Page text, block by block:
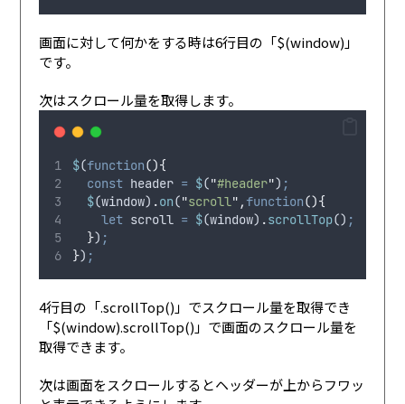
画面に対して何かをする時は6行目の「$(window)」
です。
次はスクロール量を取得します。
$(function(){
const header = $("#header") ;
$(window) .on("scroll" , function(){
let scroll = $(window) .scrollTop() ;
}) ;
}) ;
4行目の「.scrollTop()」でスクロール量を取得でき
「$(window).scrollTop()」で画面のスクロール量を
取得できます。
次は画面をスクロールするとヘッダーが上からフワッ